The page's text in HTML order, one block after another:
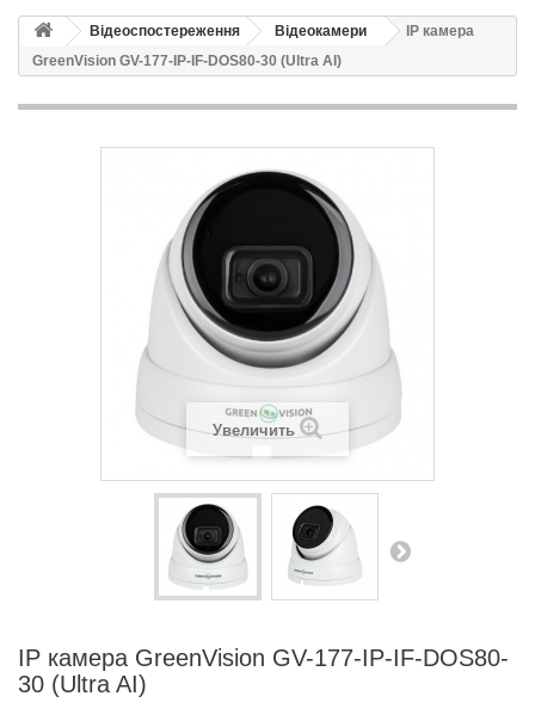
Відеоспостереження Відеокамери
IP камера
GreenVision GV-177-IP-IF-DOS80-30 (Ultra AI)
Увеличить
IP камера GreenVision GV-177-IP-IF-DOS80-
30 (Ultra AI)